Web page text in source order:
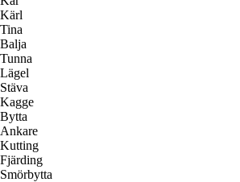
Kärl
Tina
Balja
Tunna
Lägel
Stäva
Kagge
Bytta
Ankare
Kutting
Fjärding
Smörbytta